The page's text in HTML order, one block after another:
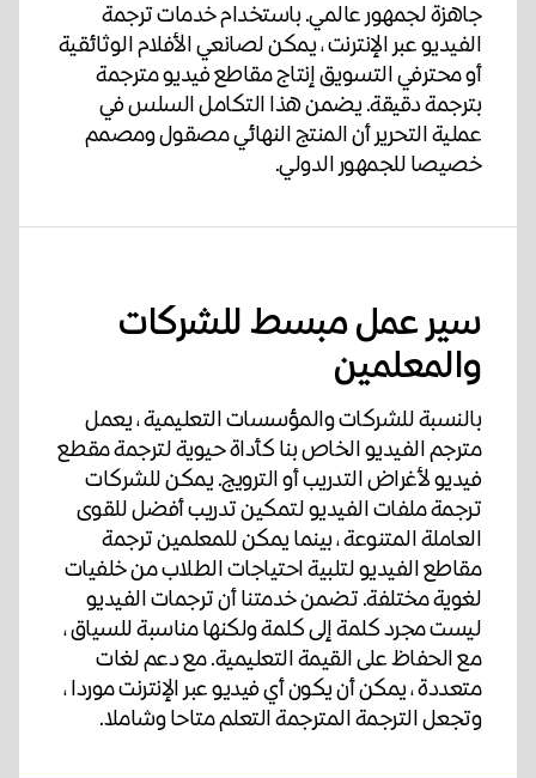
جاهزة لجمهور عالمي. باستخدام خدمات ترجمة
الفيديو عبر الإنترنت ، يمكن لصانعي الأفلام الوثائقية
أو محترفي التسويق إنتاج مقاطع فيديو مترجمة
بترجمة دقيقة. يضمن هذا التكامل السلس في
عملية التحرير أن المنتج النهائي مصقول ومصمم
خصيصا للجمهور الدولي.
سير عمل مبسط للشركات
والمعلمين
بالنسبة للشركات والمؤسسات التعليمية ، يعمل
مترجم الفيديو الخاص بنا كأداة حيوية لترجمة مقطع
فيديو لأغراض التدريب أو الترويج. يمكن للشركات
ترجمة ملفات الفيديو لتمكين تدريب أفضل للقوى
العاملة المتنوعة ، بينما يمكن للمعلمين ترجمة
مقاطع الفيديو لتلبية احتياجات الطلاب من خلفيات
لغوية مختلفة. تضمن خدمتنا أن ترجمات الفيديو
ليست مجرد كلمة إلى كلمة ولكنها مناسبة للسياق ،
مع الحفاظ على القيمة التعليمية. مع دعم لغات
متعددة ، يمكن أن يكون أي فيديو عبر الإنترنت موردا ،
وتجعل الترجمة المترجمة التعلم متاحا وشاملا.